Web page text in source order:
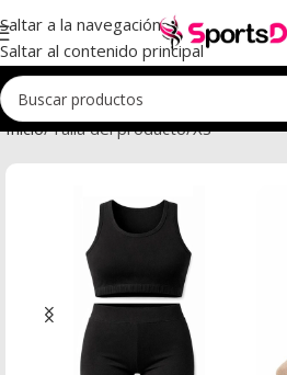
Saltar a la navegación
Saltar al contenido principal
Inicio Talla del producto XS